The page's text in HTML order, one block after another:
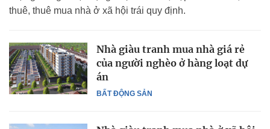
thuê, thuê mua nhà ở xã hội trái quy định.
BẤT ĐỘNG SẢN
Nhà giàu tranh mua nhà giá rẻ
của người nghèo ở hàng loạt dự
án